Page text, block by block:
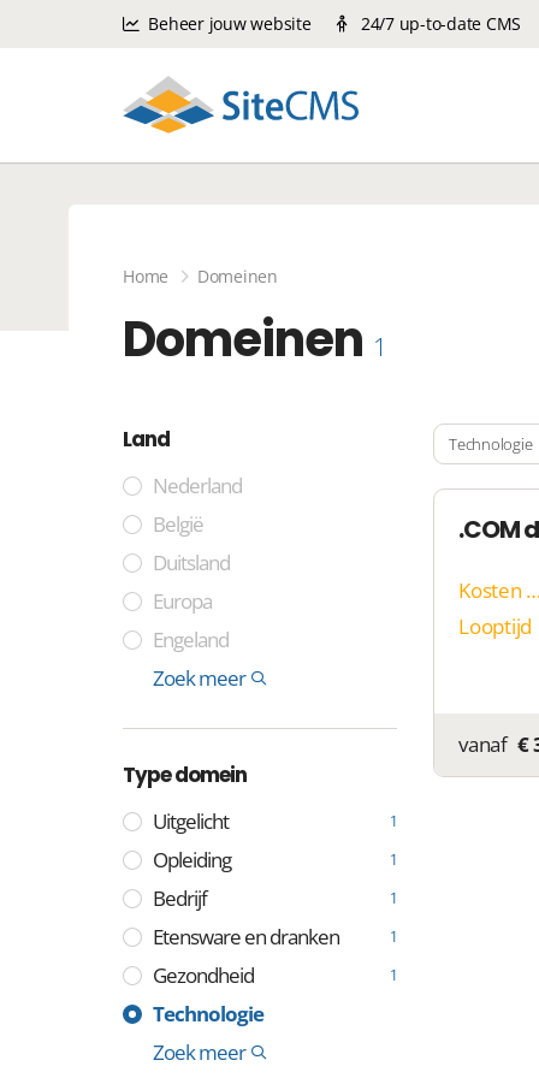
Home Domeinen
Domeinen 1
Land
Nederland
België
Duitsland
Europa
Engeland
Frankrijk
Zweden
Spanje
Italië
India
China
Cocoseilanden
Tuvalu
Niue
Montenegro
Colombia
Somalië
Laos
Internationaal
Zoek meer
Type domein
Uitgelicht 1
Opleiding 1
Bedrijf 1
Etensware en dranken 1
Gezondheid 1
Industrie
Media
Technologie
Handel
Algemeen
Lifestyle en identiteit
Professioneel
Geld en financiën
Internationaal
Geografisch
Overheid
Overig
Vastgoed
Sport
Zoek meer
Technologie
.COM
Kosten p/j
Looptijd
vanaf €
Beheer jouw website 24/7 up-to-date CMS